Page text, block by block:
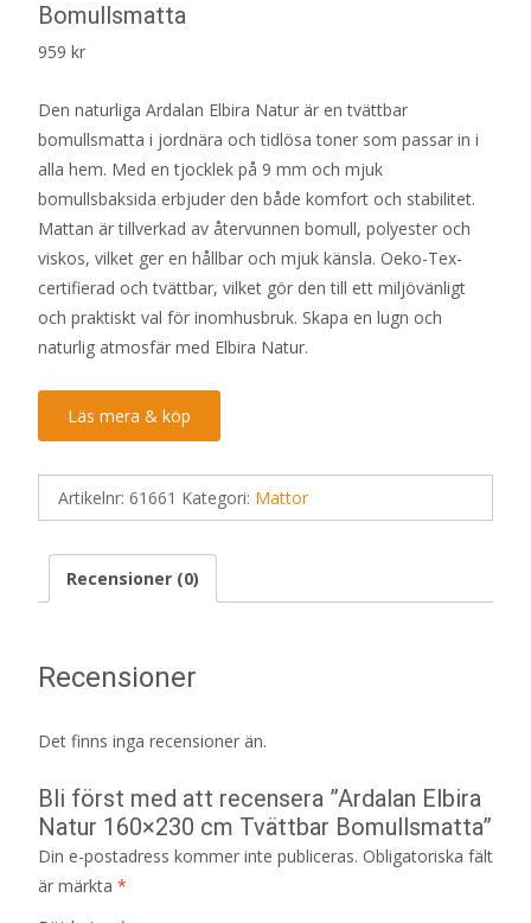
Bomullsmatta
959 kr
Den naturliga Ardalan Elbira Natur är en tvättbar
bomullsmatta i jordnära och tidlösa toner som passar in i
alla hem. Med en tjocklek på 9 mm och mjuk
bomullsbaksida erbjuder den både komfort och stabilitet.
Mattan är tillverkad av återvunnen bomull, polyester och
viskos, vilket ger en hållbar och mjuk känsla. Oeko-Tex-
certifierad och tvättbar, vilket gör den till ett miljövänligt
och praktiskt val för inomhusbruk. Skapa en lugn och
naturlig atmosfär med Elbira Natur.
Läs mera & köp
Artikelnr: 61661 Kategori: Mattor
Recensioner (0)
Recensioner
Det finns inga recensioner än.
Bli först med att recensera ”Ardalan Elbira
Natur 160×230 cm Tvättbar Bomullsmatta”
Din e-postadress kommer inte publiceras. Obligatoriska fält
är märkta *